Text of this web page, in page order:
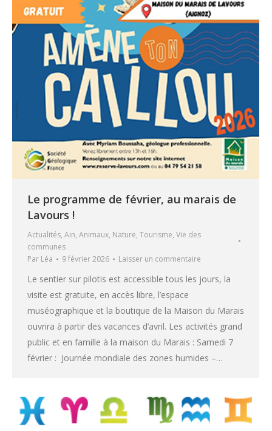
Le programme de février, au marais de
Lavours !
Actualités, Ain, Animaux, Nature, Tourisme, Vie des
communes
Par Léa 9 février 2026 Laisser un commentaire
Le sentier sur pilotis est accessible tous les jours, la
visite est gratuite, en accès libre, l’espace
muséographique et la boutique de la Maison du Marais
ouvrira à partir des vacances d’avril. Les activités grand
public et en famille à la maison du Marais : Samedi 7
février : Journée mondiale des zones humides –…